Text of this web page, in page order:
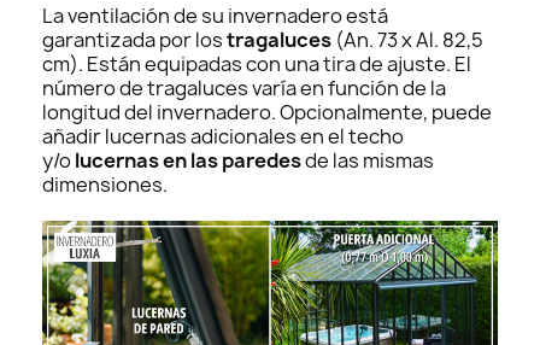
La ventilación de su invernadero está
garantizada por lostragaluces (An. 73 x Al. 82,5
cm). Están equipadas con una tira de ajuste. El
número de tragaluces varía en función de la
longitud del invernadero. Opcionalmente, puede
añadir lucernas adicionales en el techo
y/olucernas en las paredesde las mismas
dimensiones.